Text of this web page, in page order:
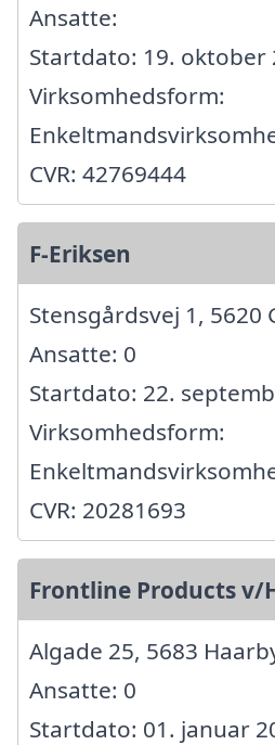
Ansatte:
Startdato: 19. oktober
Virksomhedsform:
CVR: 42769444
F-Eriksen
Stensgårdsvej 1, 5620
Ansatte: 0
Startdato: 22.
Virksomhedsform:
CVR: 20281693
Frontline Products v/
Algade 25, 5683
Ansatte: 0
Startdato: 01. januar